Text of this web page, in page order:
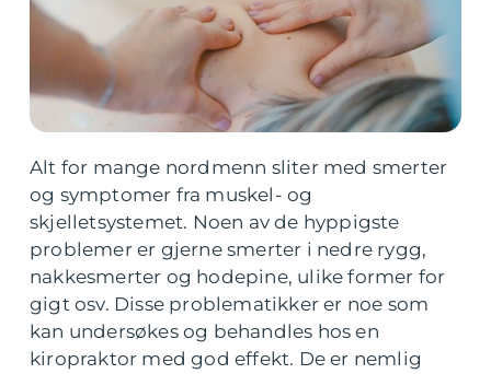
Alt for mange nordmenn sliter med smerter
og symptomer fra muskel- og
skjelletsystemet. Noen av de hyppigste
problemer er gjerne smerter i nedre rygg,
nakkesmerter og hodepine, ulike former for
gigt osv. Disse problematikker er noe som
kan undersøkes og behandles hos en
kiropraktor med god effekt. De er nemlig